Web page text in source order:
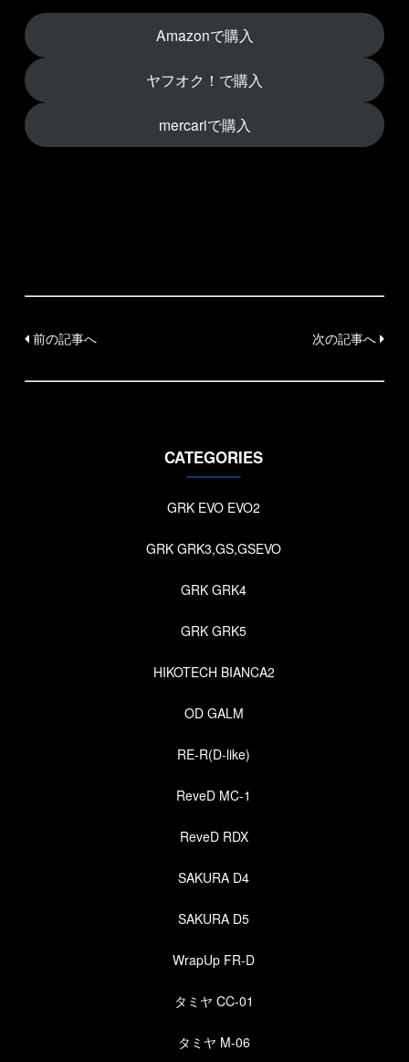
CATEGORIES
GRK EVO EVO2
GRK GRK3,GS,GSEVO
GRK GRK4
GRK GRK5
HIKOTECH BIANCA2
OD GALM
RE-R(D-like)
ReveD MC-1
ReveD RDX
SAKURA D4
SAKURA D5
WrapUp FR-D
タミヤ CC-01
タミヤ M-06
Amazonで購入
ヤフオク！で購入
mercariで購入
前の記事へ 次の記事へ